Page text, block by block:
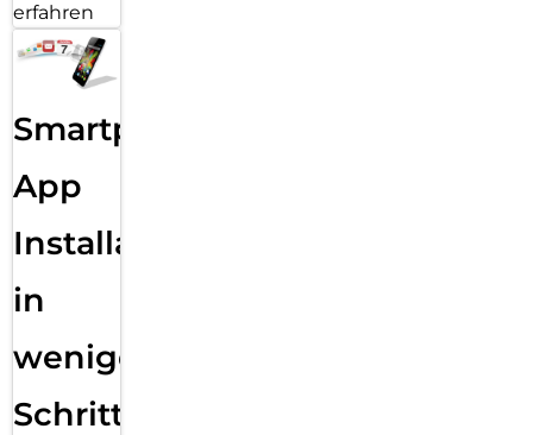
erfahren
Smartphone
App
Installation
in
wenigen
Schritten